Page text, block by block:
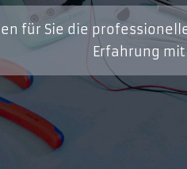
für Sie die
Erfahrung